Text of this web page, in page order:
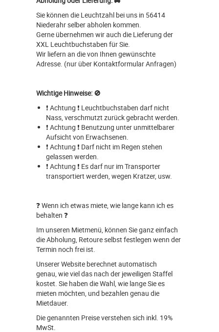
Sie können die Leuchtzahl bei uns in 56414
Niederahr selber abholen kommen.
Gerne übernehmen wir auch die Lieferung der
XXL Leuchtbuchstaben für Sie.
Wir liefern an die von Ihnen gewünschte
Adresse. (nur über Kontaktformular Anfragen)
Wichtige Hinweise: 🚫
❗ Achtung ❗ Leuchtbuchstaben darf nicht
Nass, verschmutzt zurück gebracht werden.
❗ Achtung ❗ Benutzung unter unmittelbarer
Aufsicht von Erwachsenen.
❗ Achtung ❗ Darf nicht im Regen stehen
gelassen werden.
❗ Achtung ❗ Es darf nur im Transporter
transportiert werden, wegen Kratzer, usw.
❓ Wenn ich etwas miete, wie lange kann ich es
behalten ❓
Im unseren Mietmenü, können Sie ganz einfach
die Abholung, Retoure selbst festlegen wenn der
Termin noch frei ist.
Unserer Website berechnet automatisch
genau, wie viel das nach der jeweiligen Staffel
kostet. Sie haben die Wahl, wie lange Sie es
mieten möchten, und bezahlen genau die
Mietdauer.
Die genannten Preise verstehen sich inkl. 19%
MwSt.